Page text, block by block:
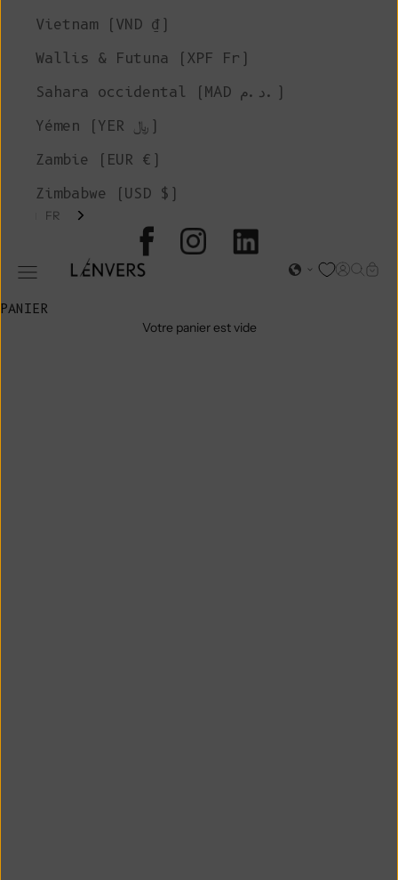
L'ENVERS
Ouvrir le menu de navigation Page
Vietnam (VND ₫)
Wallis & Futuna (XPF Fr)
Sahara occidental (MAD د.م.)
Yémen (YER ﷼)
Zambie (EUR €)
Zimbabwe (USD $)
FR
PANIER
Votre panier est vide